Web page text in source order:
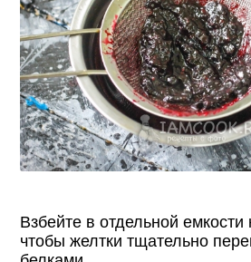
Взбейте в отдельной
чтобы желтки тщательно